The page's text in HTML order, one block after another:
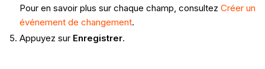
Pour en savoir plus sur chaque champ, consultez Créer un
événement de changement.
Appuyez sur Enregistrer.